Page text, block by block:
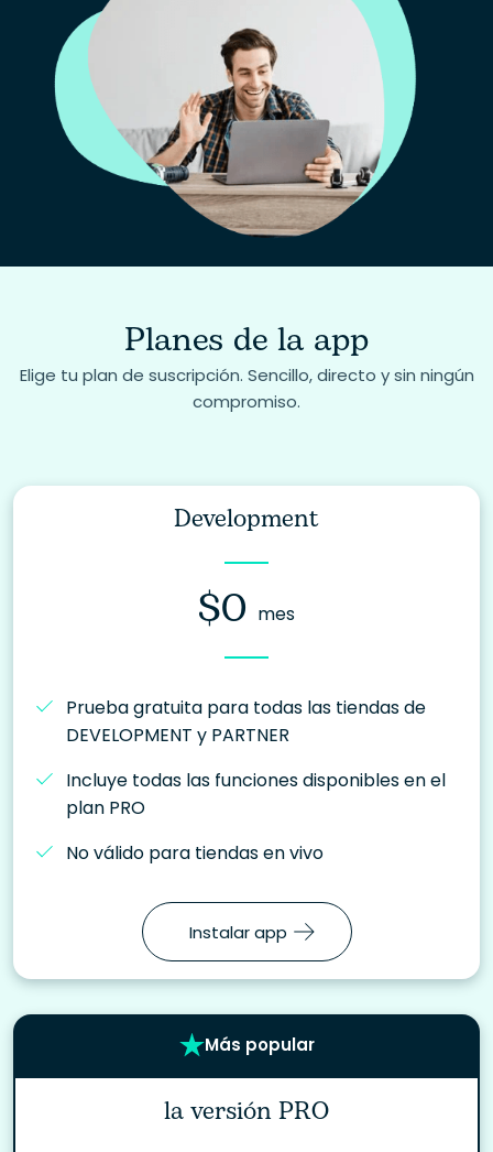
Planes de la app
Elige tu plan de suscripción. Sencillo, directo y sin ningún
compromiso.
Development
$0 mes
Prueba gratuita para todas las tiendas de
DEVELOPMENT y PARTNER
Incluye todas las funciones disponibles en el
plan PRO
No válido para tiendas en vivo
Instalar app
Más popular
la versión PRO